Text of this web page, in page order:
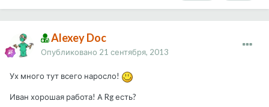
Alexey Doc
Опубликовано 21 сентября, 2013
Ух много тут всего наросло!
Иван хорошая работа! А Rg есть?